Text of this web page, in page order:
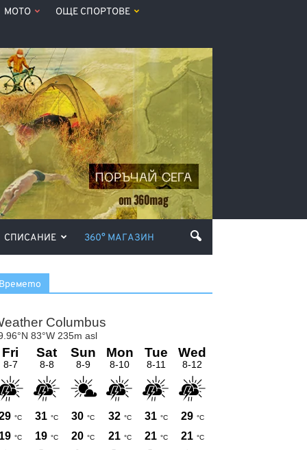
МОТО ОЩЕ СПОРТОВЕ
СПИСАНИЕ 360° МАГАЗИН